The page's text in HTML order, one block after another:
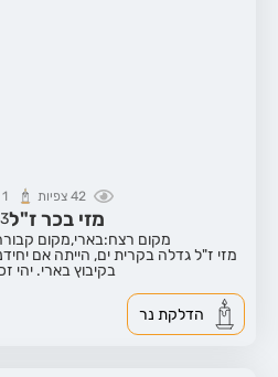
42 צפיות 1
מזי בכר ז"ל
מקום רצח:בארי,מקום
מזי ז"ל גדלה בקרית ים, הייתה אם
בקיבוץ בארי. יהי
הדלקת נר